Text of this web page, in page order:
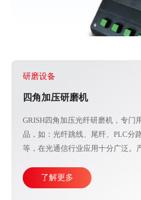
研磨设备
四角加压研磨机
GRISH四角加压光纤研磨机，专门
品，如：光纤跳线、尾纤、PLC分
等，在光通信行业应用十分广泛。
熟的产线加工方式主要由四台或五
格的PC、APC、UPC等研磨夹具组
了解更多